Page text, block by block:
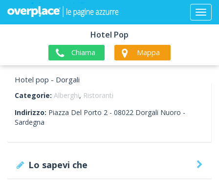
Hotel Pop
Chiama Mappa
Hotel pop - Dorgali
Categorie: Alberghi, Ristoranti
Indirizzo: Piazza Del Porto 2 - 08022 Dorgali Nuoro -
Sardegna
Lo sapevi che